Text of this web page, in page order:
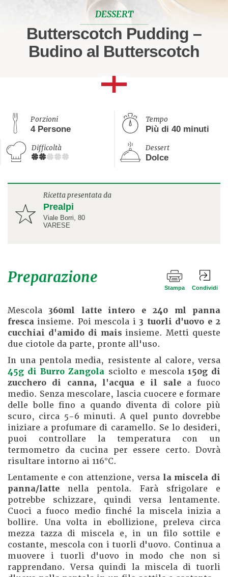
DESSERT
Butterscotch Pudding –
Budino al Butterscotch
Porzioni
4 Persone
Tempo
Più di 40 minuti
Difficoltà Dessert
Dolce
Ricetta presentata da
Prealpi
Viale Borri, 80
VARESE
Preparazione
Stampa Condividi
Mescola360ml latte intero e 240 ml panna
fresca insieme. Poi mescola i3 tuorli d'uovo e 2
cucchiai d'amido di mais insieme. Metti queste
due ciotole da parte, pronte all'uso.
In una pentola media, resistente al calore, versa
45g di Burro Zangola sciolto e mescola 150g di
zucchero di canna, l'acqua e il salea fuoco
medio. Senza mescolare, lascia cuocere e formare
delle bolle fino a quando diventa di colore più
scuro, circa 5-6 minuti. A quel punto dovrebbe
iniziare a profumare di caramello. Se lo desideri,
puoi controllare la temperatura con un
termometro da cucina per essere certo. Dovrà
risultare intorno ai 116°C.
Lentamente e con attenzione, versa la miscela di
panna/latte nella pentola. Farà sfrigolare e
potrebbe schizzare, quindi versa lentamente.
Cuoci a fuoco medio finché la miscela inizia a
bollire. Una volta in ebollizione, preleva circa
mezza tazza di miscela e, in un filo sottile e
costante, mescola con i tuorli d'uovo. Continua a
muovere i tuorli d'uovo in modo che non si
rapprendano. Versa quindi la miscela di tuorli